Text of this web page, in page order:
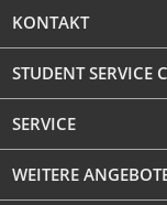
KONTAKT
STUDENT SERVICE
SERVICE
WEITERE